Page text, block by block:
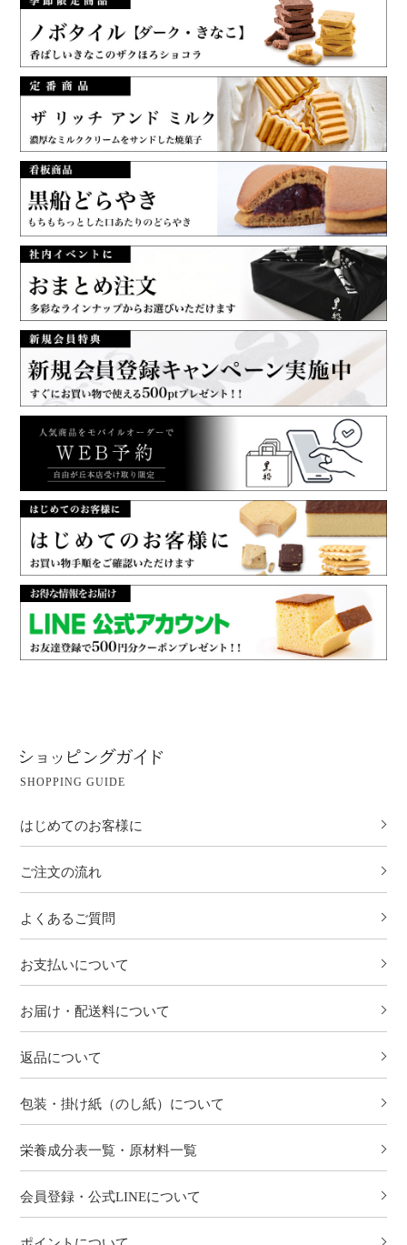
SHOPPING GUIDE
はじめてのお客様に
ご注文の流れ
よくあるご質問
お支払いについて
お届け・配送料について
返品について
包装・掛け紙（のし紙）について
栄養成分表一覧・原材料一覧
会員登録・公式LINEについて